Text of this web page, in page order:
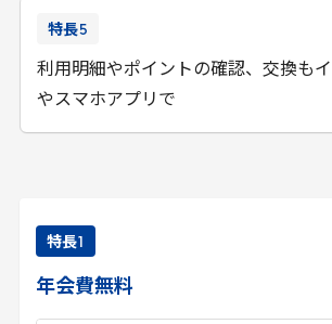
特長5
利用明細やポイントの確認、交換も
やスマホアプリで
特長1
年会費無料